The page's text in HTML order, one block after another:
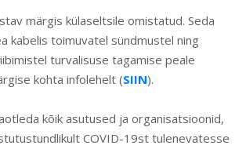
märgis külaseltsile omistatud. Seda
kabelis toimuvatel sündmustel ning
turvalisuse tagamise peale
kohta infolehelt (SIIN).
kõik asutused ja organisatsioonid,
COVID-19st tulenevatesse